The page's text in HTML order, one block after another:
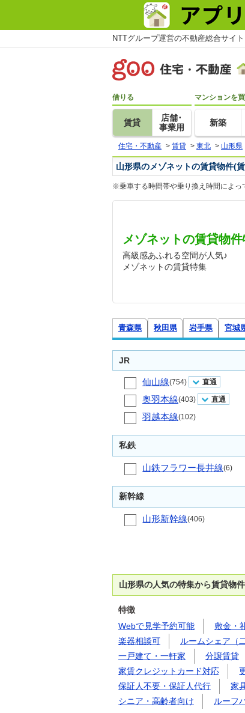
NTTグループ運営の不動産総合サイ
借りる
賃貸
店舗･
事業用
マンションを
新築
住宅・不動産 > 賃貸 > 東北 > 山形県
山形県のメゾネットの賃貸物件(
※乗車する時間帯や乗り換え時間によっ
メゾネットの賃貸物
高級感あふれる空間が人気♪
メゾネットの賃貸特集
青森県 秋田県 岩手県 宮城
JR
仙山線(754) 直通
奥羽本線(403) 直通
羽越本線(102)
私鉄
山鉄フラワー長井線(6)
新幹線
山形新幹線(406)
山形県の人気の特集から賃貸物
特徴
Webで見学予約可能
敷金・
楽器相談可
ルームシェア（
一戸建て・一軒家
分譲賃貸
家賃クレジットカード対応
保証人不要・保証人代行
家
シニア・高齢者向け
ルーフ